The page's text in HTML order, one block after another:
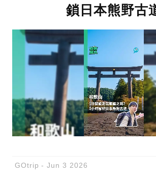
鎖日本熊野古
GOtrip Jun 3 2026